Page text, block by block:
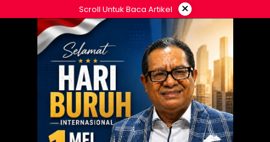
ke
Scroll Untuk Baca Artikel ×